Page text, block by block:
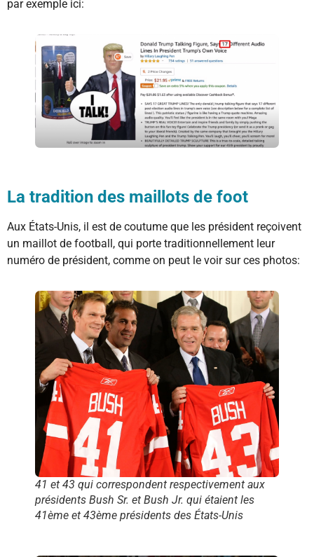
par exemple ici:
La tradition des maillots de foot
Aux États-Unis, il est de coutume que les président reçoivent
un maillot de football, qui porte traditionnellement leur
numéro de président, comme on peut le voir sur ces photos:
41 et 43 qui correspondent respectivement aux
présidents Bush Sr. et Bush Jr. qui étaient les
41ème et 43ème présidents des États-Unis